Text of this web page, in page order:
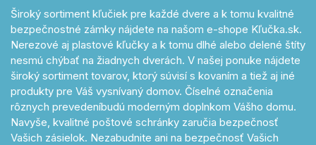
Široký sortiment kľučiek pre každé dvere a k tomu kvalitné
bezpečnostné zámky nájdete na našom e-shope Kľučka.sk.
Nerezové aj plastové kľučky a k tomu dlhé alebo delené štíty
nesmú chýbať na žiadnych dverách. V našej ponuke nájdete
široký sortiment tovarov, ktorý súvisí s kovaním a tiež aj iné
produkty pre Váš vysnívaný domov. Číselné označenia
rôznych prevedeníbudú moderným doplnkom Vášho domu.
Navyše, kvalitné poštové schránky zaručia bezpečnosť
Vašich zásielok. Nezabudnite ani na bezpečnosť Vašich